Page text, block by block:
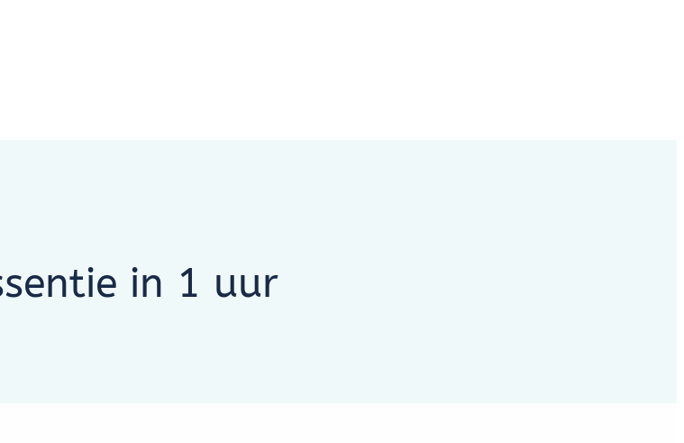
in 1 uur